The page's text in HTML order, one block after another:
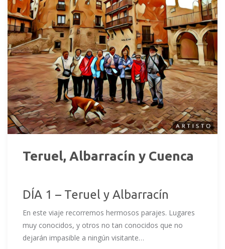
Teruel, Albarracín y Cuenca
DÍA 1 – Teruel y Albarracín
En este viaje recorremos hermosos parajes. Lugares
muy conocidos, y otros no tan conocidos que no
dejarán impasible a ningún visitante…